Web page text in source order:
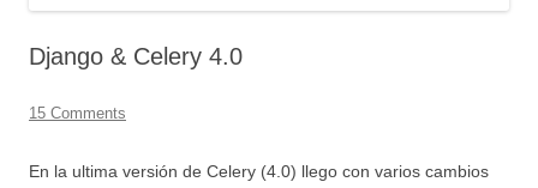
Django & Celery 4.0
15 Comments
En la ultima versión de Celery (4.0) llego con varios cambios